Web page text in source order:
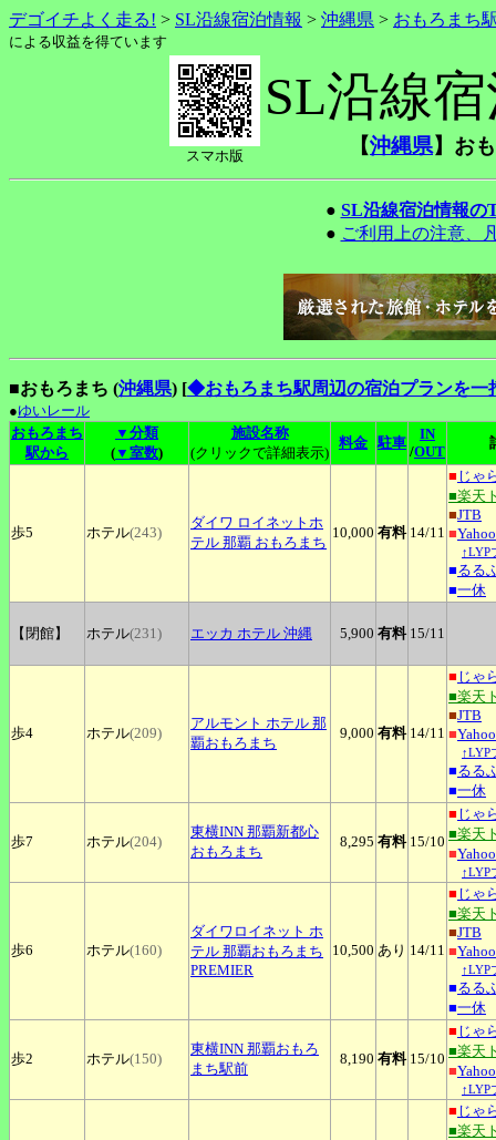
デゴイチよく走る! > SL沿線宿泊情報 > 沖縄県 > おもろまち
による収益を得ています
スマホ版
SL沿線
【沖縄県】お
● SL沿線宿泊情報の
● ご利用上の注意、
■おもろまち (沖縄県) [◆おもろまち駅周辺の宿泊プランを一
●ゆいレール
おもろまち
駅から
▼分類
(▼室数)
施設名称
(クリックで詳細表示)
料金 駐車
IN
/OUT
歩5 ホテル(243)
ダイワ ロイネットホ
テル 那覇 おもろまち
10,000 有料 14/11
■ じゃ
■楽天
■JTB
■
↑LYP
■るる
■一休
【閉館】 ホテル(231) エッカ ホテル 沖縄 5,900 有料 15/11
歩4 ホテル(209)
アルモント ホテル 那
覇おもろまち
9,000 有料 14/11
■ じゃ
■楽天
■JTB
■
↑LYP
■るる
■一休
歩7 ホテル(204)
東横INN 那覇新都心
おもろまち
8,295 有料 15/10
■ じゃ
■楽天
■
↑LYP
歩6 ホテル(160)
ダイワロイネット ホ
テル 那覇おもろまち
PREMIER
10,500 あり 14/11
■ じゃ
■楽天
■JTB
■
↑LYP
■るる
■一休
歩2 ホテル(150)
東横INN 那覇おもろ
まち駅前
8,190 有料 15/10
■ じゃ
■楽天
■
↑LYP
■ じゃ
■楽天